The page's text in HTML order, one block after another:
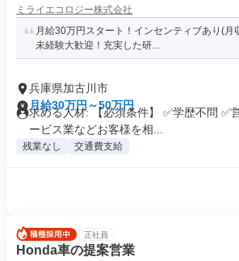
ミライエコロジー株式会社
月給30万円スタート！インセンティブあり(月
未経験大歓迎！充実した研...
兵庫県加古川市
月給30万円～50万円
求める人材: 【必須条件】 ✅学歴不問 ✅
ービス業などお客様を相...
残業なし 交通費支給
正社員
Honda車の提案営業